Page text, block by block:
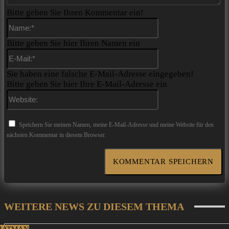
Bitte geben Sie Ihren Kommentar ein!
Bitte geben Sie hier Ihren Namen ein
Sie haben eine falsche E-Mail-Adresse eingegeben!
Bitte geben Sie hier Ihre E-Mail-Adresse ein
Speichern Sie meinen Namen, meine E-Mail-Adresse und meine Website für den
nächsten Kommentar in diesem Browser.
WEITERE NEWS ZU DIESEM THEMA